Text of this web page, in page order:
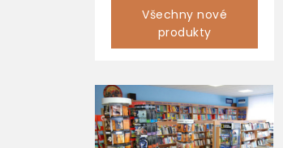
Všechny nové
produkty